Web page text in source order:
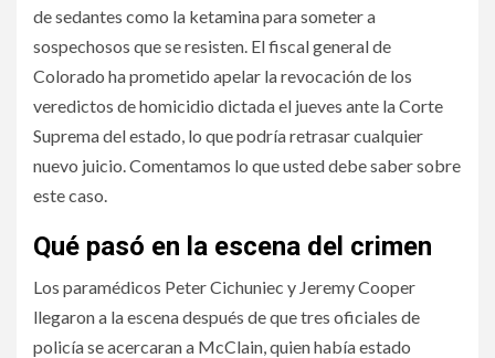
de sedantes como la ketamina para someter a
sospechosos que se resisten. El fiscal general de
Colorado ha prometido apelar la revocación de los
veredictos de homicidio dictada el jueves ante la Corte
Suprema del estado, lo que podría retrasar cualquier
nuevo juicio. Comentamos lo que usted debe saber sobre
este caso.
Qué pasó en la escena del crimen
Los paramédicos Peter Cichuniec y Jeremy Cooper
llegaron a la escena después de que tres oficiales de
policía se acercaran a McClain, quien había estado